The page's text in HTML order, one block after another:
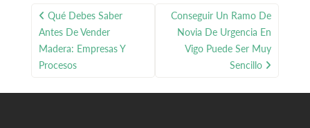
Navegación
de
entradas
Qué Debes Saber
Antes De Vender
Madera: Empresas Y
Procesos
Conseguir Un Ramo De
Novia De Urgencia En
Vigo Puede Ser Muy
Sencillo